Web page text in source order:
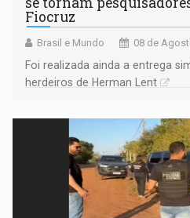
Fiocruz
Brasil e Mundo 08 de
Foi realizada ainda a entrega
herdeiros de Herman Lent